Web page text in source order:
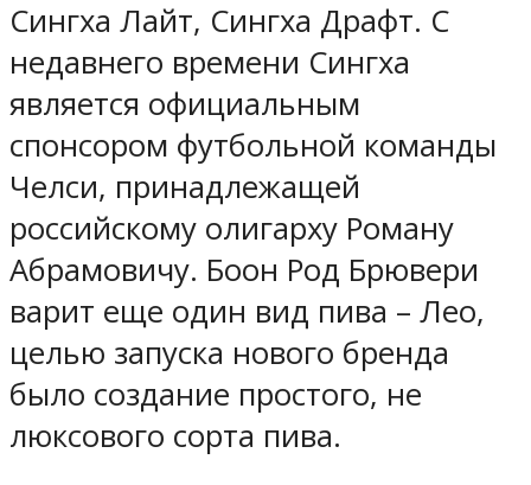
Сингха Лайт, Сингха Драфт. С
недавнего времени Сингха
является официальным
спонсором футбольной команды
Челси, принадлежащей
российскому олигарху Роману
Абрамовичу. Боон Род Брювери
варит еще один вид пива – Лео,
целью запуска нового бренда
было создание простого, не
люксового сорта пива.